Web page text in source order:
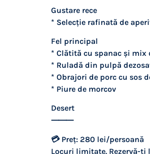
Gustare rece
* Selecție rafinată de
Fel principal
* Clătită cu spanac și mix
* Ruladă din pulpă
* Obrajori de porc cu sos
* Piure de morcov
Desert
⸻
💳 Preț: 280 lei/persoană
Locuri limitate. Rezervă-